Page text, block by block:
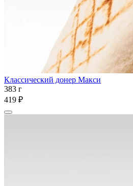
Классический донер Макси
383 г
419 ₽